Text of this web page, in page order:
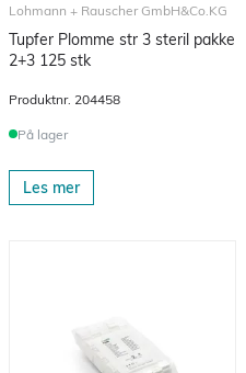
Lohmann + Rauscher GmbH&Co.KG
Tupfer Plomme str 3 steril pakke
2+3 125 stk
Produktnr. 204458
På lager
Les mer